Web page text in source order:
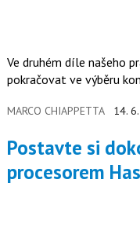
Ve druhém díle našeho
pokračovat ve výběru
MARCO CHIAPPETTA 14.
Postavte si dokonalý počítač s
procesorem